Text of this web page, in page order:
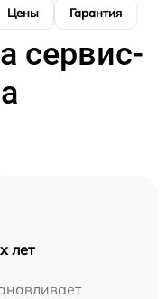
Цены Гарантия
сервис-
лет